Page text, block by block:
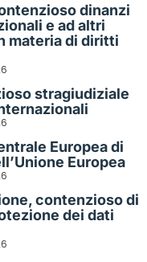
dinanzi
e ad altri
materia di diritti
stragiudiziale
Europea di
Europea
contenzioso di
dei dati